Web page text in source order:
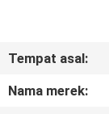
TUR
PABRIK
Tempat asal:
Nama merek: